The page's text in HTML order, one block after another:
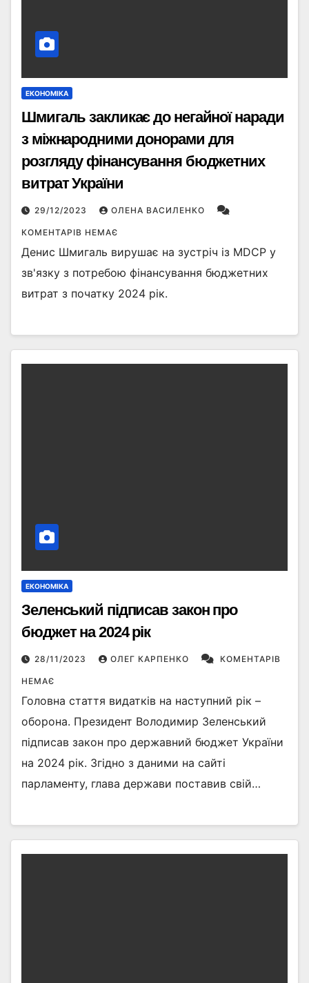
ЕКОНОМІКА
Шмигаль закликає до негайної наради
з міжнародними донорами для
розгляду фінансування бюджетних
витрат України
29/12/2023 ОЛЕНА ВАСИЛЕНКО
КОМЕНТАРІВ НЕМАЄ
Денис Шмигаль вирушає на зустріч із MDCP у
зв'язку з потребою фінансування бюджетних
витрат з початку 2024 рік.
ЕКОНОМІКА
Зеленський підписав закон про
бюджет на 2024 рік
28/11/2023 ОЛЕГ КАРПЕНКО КОМЕНТАРІВ
НЕМАЄ
Головна стаття видатків на наступний рік –
оборона. Президент Володимир Зеленський
підписав закон про державний бюджет України
на 2024 рік. Згідно з даними на сайті
парламенту, глава держави поставив свій…